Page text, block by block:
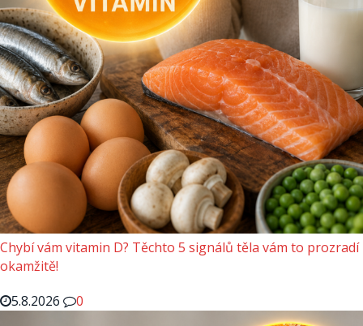
Chybí vám vitamin D? Těchto 5 signálů těla vám to prozradí
okamžitě!
5.8.2026
0